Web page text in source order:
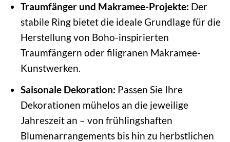
Traumfänger und Makramee-Projekte: Der
stabile Ring bietet die ideale Grundlage für die
Herstellung von Boho-inspirierten
Traumfängern oder filigranen Makramee-
Kunstwerken.
Saisonale Dekoration: Passen Sie Ihre
Dekorationen mühelos an die jeweilige
Jahreszeit an – von frühlingshaften
Blumenarrangements bis hin zu herbstlichen